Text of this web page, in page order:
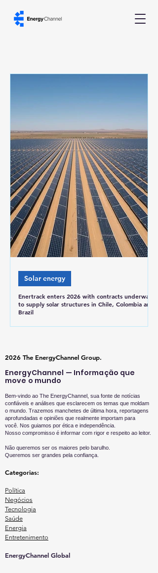
Enertrack enters 2026 with contracts underway
to supply solar structures in Chile, Colombia and
Brazil
Solar energy
2026 The EnergyChannel Group.
EnergyChannel — Informação que
move o mundo
Bem-vindo ao The EnergyChannel, sua fonte de notícias
confiáveis e análises que esclarecem os temas que moldam
o mundo. Trazemos manchetes de última hora, reportagens
aprofundadas e opiniões que realmente importam para
você. Nos guiamos por ética e independência.
Nosso compromisso é informar com rigor e respeito ao leitor.
Não queremos ser os maiores pelo barulho.
Queremos ser grandes pela confiança.
Categorias:
Política
Negócios
Tecnologia
Saúde
Energia
Entretenimento
EnergyChannel Global​